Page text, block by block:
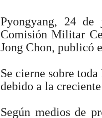
Pyongyang, 24
Comisión Militar
Jong Chon, publicó
Se cierne sobre
debido a la
Según medios de